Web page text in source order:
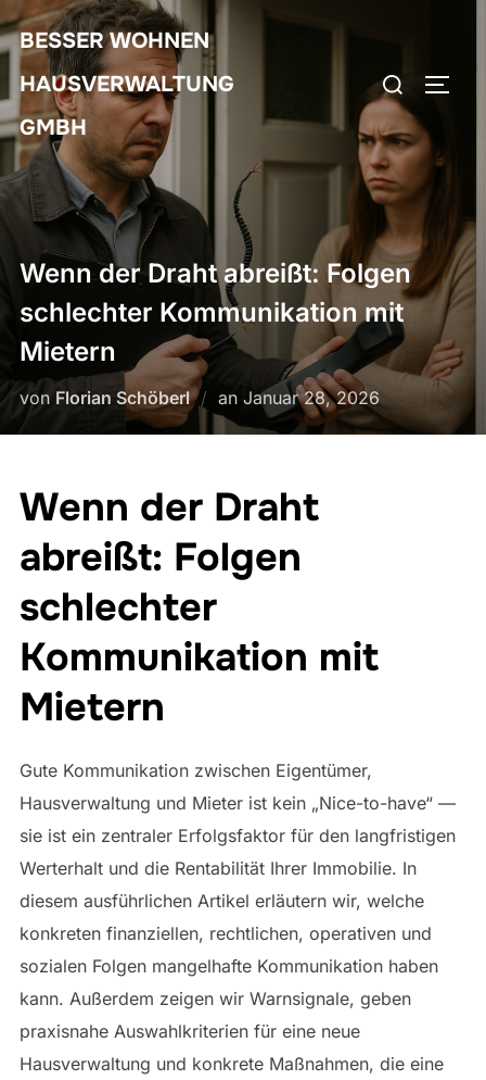
Zum
Inhalt
springen
BESSER WOHNEN
HAUSVERWALTUNG
GMBH
Suchen
nach:
Wenn der Draht abreißt: Folgen
schlechter Kommunikation mit
Mietern
von Florian Schöberl an Veröffentlicht
am
Januar 28, 2026
Wenn der Draht
abreißt: Folgen
schlechter
Kommunikation mit
Mietern
Gute Kommunikation zwischen Eigentümer,
Hausverwaltung und Mieter ist kein „Nice-to-have“ —
sie ist ein zentraler Erfolgsfaktor für den langfristigen
Werterhalt und die Rentabilität Ihrer Immobilie. In
diesem ausführlichen Artikel erläutern wir, welche
konkreten finanziellen, rechtlichen, operativen und
sozialen Folgen mangelhafte Kommunikation haben
kann. Außerdem zeigen wir Warnsignale, geben
praxisnahe Auswahlkriterien für eine neue
Hausverwaltung und konkrete Maßnahmen, die eine